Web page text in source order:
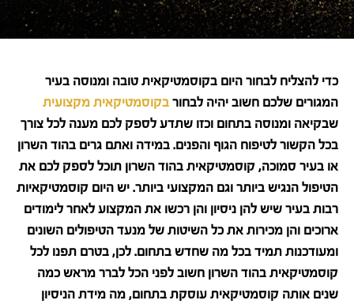
כדי להצליח לבחור היום בקוסמטיקאית טובה ומנוסה בעיר
המגורים שלכם חשוב יהיה לבחור בקוסמטיקאית מקצועית
שבקיאה ומנוסה בתחום וכזו שתדע לספק לכם מענה לכל צורך
בכל הקשור לטיפוח הגוף והפנים. במידה ואתם גרים בהוד השרון
או בעיר סמוכה, קוסמטיקאית בהוד השרון תוכל לספק לכם את
הטיפול הנגיש ביותר וגם המקצועי ביותר. יש היום קוסמטיקאיות
רבות בעיר שיש להן ניסיון והן רכשו את המקצוע לאחר לימודים
ארוכים והן מכירות את כל השיטות של מנעד הטיפולים השונים
ומעודכנות תמיד בכל מה שחדש בתחום. לכן, בטרם תפנו לכל
קוסמטיקאית בהוד השרון חשוב לפני הכל לברר מראש כמה
שנים אותה קוסמטיקאית עוסקת בתחום, מה מידת הניסיון